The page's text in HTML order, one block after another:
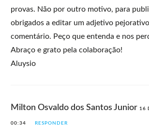
provas. Não por outro motivo, para
obrigados a editar um adjetivo
comentário. Peço que entenda e nos
Abraço e grato pela colaboração!
Aluysio
Milton Osvaldo dos Santos Junior 16
00:34 RESPONDER